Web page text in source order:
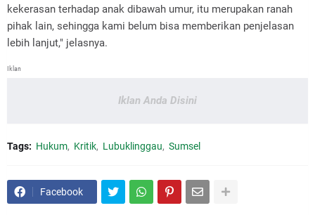
kekerasan terhadap anak dibawah umur, itu merupakan ranah
pihak lain, sehingga kami belum bisa memberikan penjelasan
lebih lanjut," jelasnya.
Iklan
Iklan Anda Disini
Tags: Hukum Kritik Lubuklinggau Sumsel
Facebook